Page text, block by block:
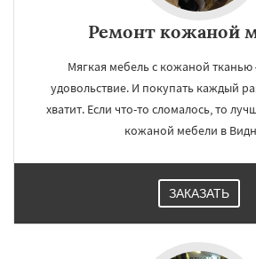
Ремонт кожаной
Мягкая мебель с кожаной
удовольствие. И покупать каждый
хватит. Если что-то сломалось, то
кожаной мебели в
ЗАКАЗАТЬ